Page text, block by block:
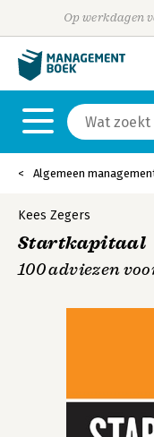
Op werkdagen
Algemeen
Kees Zegers
Startkapitaal
100 adviezen